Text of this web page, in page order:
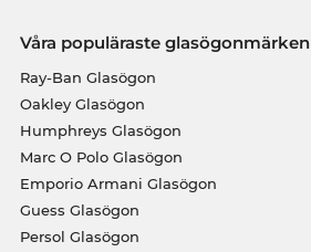
Våra populäraste glasögonmärken
Ray-Ban Glasögon
Oakley Glasögon
Humphreys Glasögon
Marc O Polo Glasögon
Emporio Armani Glasögon
Guess Glasögon
Persol Glasögon